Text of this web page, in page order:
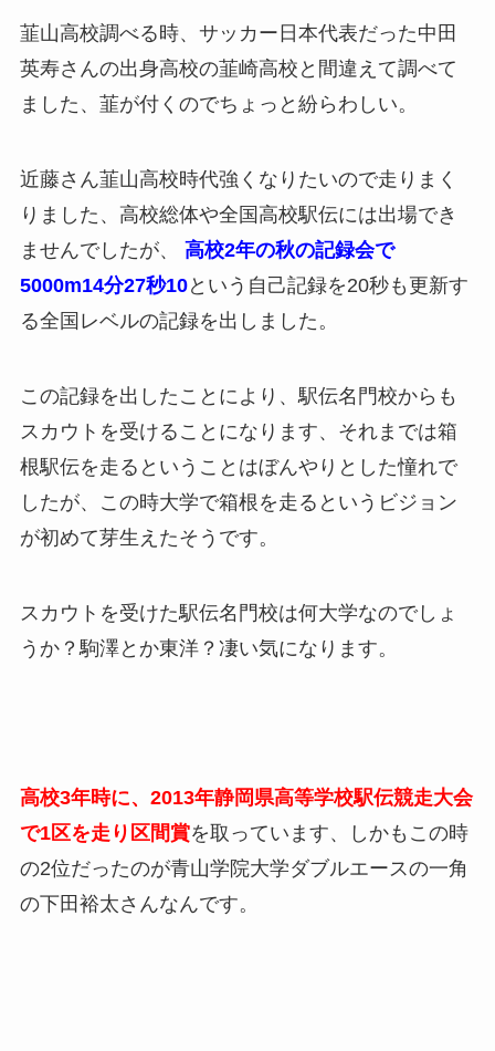
韮山高校調べる時、サッカー日本代表だった中田
英寿さんの出身高校の韮崎高校と間違えて調べて
ました、韮が付くのでちょっと紛らわしい。
近藤さん韮山高校時代強くなりたいので走りまく
りました、高校総体や全国高校駅伝には出場でき
ませんでしたが、
高校2年の秋の記録会で
5000m14分27秒10という自己記録を20秒も更新す
る全国レベルの記録を出しました。
この記録を出したことにより、駅伝名門校からも
スカウトを受けることになります、それまでは箱
根駅伝を走るということはぼんやりとした憧れで
したが、この時大学で箱根を走るというビジョン
が初めて芽生えたそうです。
スカウトを受けた駅伝名門校は何大学なのでしょ
うか？駒澤とか東洋？凄い気になります。
高校3年時に、2013年静岡県高等学校駅伝競走大会
で1区を走り区間賞を取っています、しかもこの時
の2位だったのが青山学院大学ダブルエースの一角
の下田裕太さんなんです。